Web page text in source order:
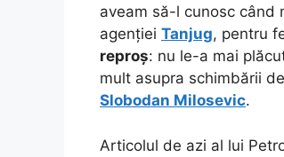
aveam să-l cunosc când
agenției Tanjug, pentru
reproș: nu le-a mai
mult asupra schimbării
Slobodan Milosevic.
Articolul de azi al lui